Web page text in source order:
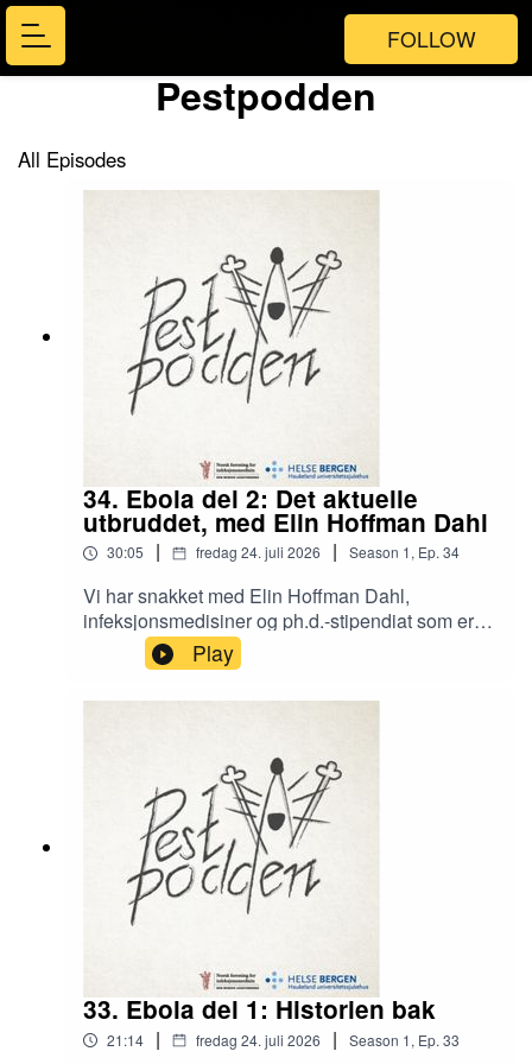
FOLLOW
Pestpodden
All Episodes
34. Ebola del 2: Det aktuelle
utbruddet, med Elin Hoffman Dahl
30:05 | fredag 24. juli 2026 | Season 1, Ep.34
Vi har snakket med Elin Hoffman Dahl,
infeksjonsmedisiner og ph.d.-stipendiat som er
på vei til utbruddet i DR Kongo. Elin har vært
med på å håndtere flere Ebola-utbrudd de siste
årene og deler erfaringer fra disse og siste
https://www.aftenposten.no/meninger/kronikk/i/5p
JXv6/en-litt-annerledes-hyllest-til-erling-braut-
haaland
Play
33. Ebola del 1: Historien bak
21:14 | fredag 24. juli 2026 | Season 1, Ep. 33